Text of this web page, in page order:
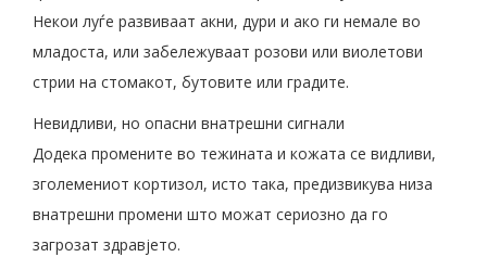
Некои луѓе развиваат акни, дури и ако ги немале во
младоста, или забележуваат розови или виолетови
стрии на стомакот, бутовите или градите.
Невидливи, но опасни внатрешни сигнали
Додека промените во тежината и кожата се видливи,
зголемениот кортизол, исто така, предизвикува низа
внатрешни промени што можат сериозно да го
загрозат здравјето.